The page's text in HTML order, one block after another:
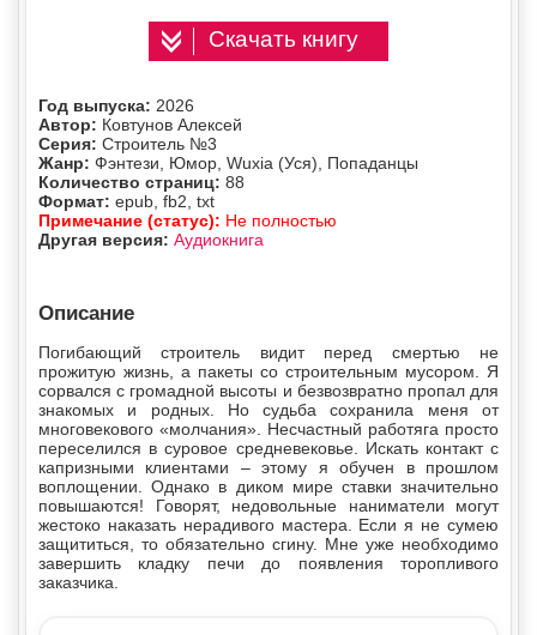
Скачать книгу
Год выпуска: 2026
Автор: Ковтунов Алексей
Серия: Строитель №3
Жанр: Фэнтези, Юмор, Wuxia (Уся), Попаданцы
Количество страниц: 88
Формат: epub, fb2, txt
Примечание (статус): Не полностью
Другая версия: Аудиокнига
Описание
Погибающий строитель видит перед смертью не
прожитую жизнь, а пакеты со строительным мусором. Я
сорвался с громадной высоты и безвозвратно пропал для
знакомых и родных. Но судьба сохранила меня от
многовекового «молчания». Несчастный работяга просто
переселился в суровое средневековье. Искать контакт с
капризными клиентами – этому я обучен в прошлом
воплощении. Однако в диком мире ставки значительно
повышаются! Говорят, недовольные наниматели могут
жестоко наказать нерадивого мастера. Если я не сумею
защититься, то обязательно сгину. Мне уже необходимо
завершить кладку печи до появления торопливого
заказчика.